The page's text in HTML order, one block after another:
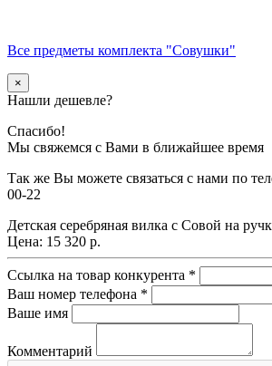
Все предметы комплекта "Совушки"
×
Нашли дешевле?
Спасибо!
Мы свяжемся с Вами в ближайшее время
Так же Вы можете связаться с нами по
00-22
Детская серебряная вилка с Совой на
Цена: 15 320 р.
Ссылка на товар конкурента *
Ваш номер телефона *
Ваше имя
Комментарий